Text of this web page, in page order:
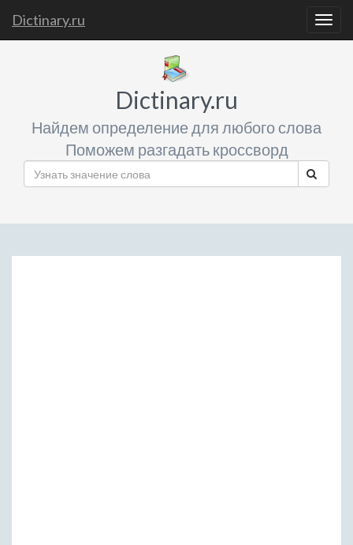
Dictinary.ru
Dictinary.ru
Найдем определение для любого слова
Поможем разгадать кроссворд